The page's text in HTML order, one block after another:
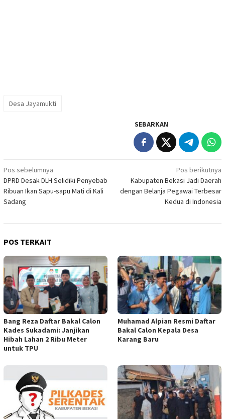
Desa Jayamukti
SEBARKAN
Navigasi
pos
Pos sebelumnya
DPRD Desak DLH Selidiki Penyebab
Ribuan Ikan Sapu-sapu Mati di Kali
Sadang
Pos berikutnya
Kabupaten Bekasi Jadi Daerah
dengan Belanja Pegawai Terbesar
Kedua di Indonesia
POS TERKAIT
Bang Reza Daftar Bakal Calon
Kades Sukadami: Janjikan
Hibah Lahan 2 Ribu Meter
untuk TPU
Muhamad Alpian Resmi Daftar
Bakal Calon Kepala Desa
Karang Baru